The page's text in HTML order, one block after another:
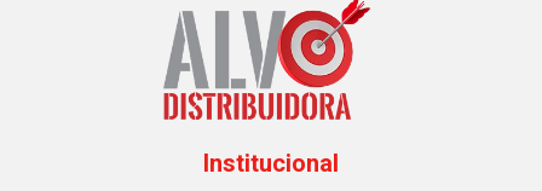
Institucional